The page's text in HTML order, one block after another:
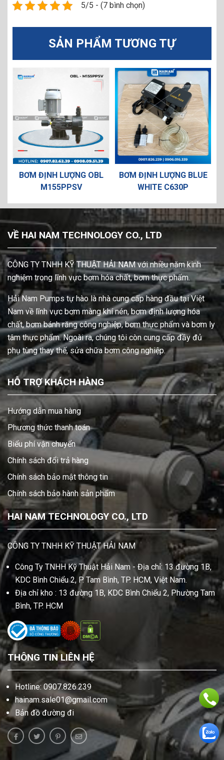
5/5 - (7 bình chọn)
SẢN PHẨM TƯƠNG TỰ
BƠM ĐỊNH LƯỢNG OBL
M155PPSV
BƠM ĐỊNH LƯỢNG BLUE
WHITE C630P
VỀ HAI NAM TECHNOLOGY CO., LTD
CÔNG TY TNHH KỸ THUẬT HẢI NAM với nhiều năm kinh
nghiệm trong lĩnh vực bơm hóa chất, bơm thực phẩm.
Hải Nam Pumps tự hào là nhà cung cấp hàng đầu tại Việt
Nam về lĩnh vực bơm màng khí nén, bơm định lượng hóa
chất, bơm bánh răng công nghiệp, bơm thực phẩm và bơm ly
tâm thực phẩm. Ngoài ra, chúng tôi còn cung cấp đầy đủ
phụ tùng thay thế, sửa chữa bơm công nghiệp.
HỖ TRỢ KHÁCH HÀNG
Hướng dẫn mua hàng
Phương thức thanh toán
Biểu phí vận chuyển
Chính sách đổi trả hàng
Chính sách bảo mật thông tin
Chính sách bảo hành sản phẩm
HAI NAM TECHNOLOGY CO., LTD
CÔNG TY TNHH KỸ THUẬT HẢI NAM
Công Ty TNHH Kỹ Thuật Hải Nam - Địa chỉ: 13 đường 1B,
KDC Bình Chiểu 2, P. Tam Bình, TP. HCM, Việt Nam.
Địa chỉ kho : 13 đường 1B, KDC Bình Chiểu 2, Phường Tam
Bình, TP. HCM
THÔNG TIN LIÊN HỆ
Hotline: 0907.826.239
hainam.sale01@gmail.com
Bản đồ đường đi